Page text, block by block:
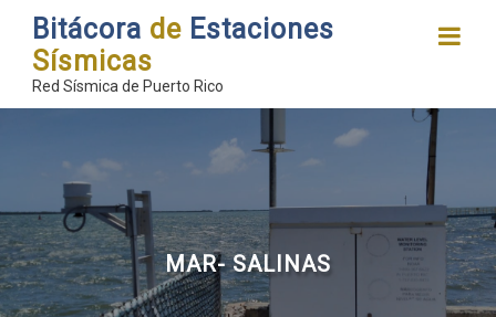
Bitácora de Estaciones
Sísmicas
Red Sísmica de Puerto Rico
MAR- SALINAS